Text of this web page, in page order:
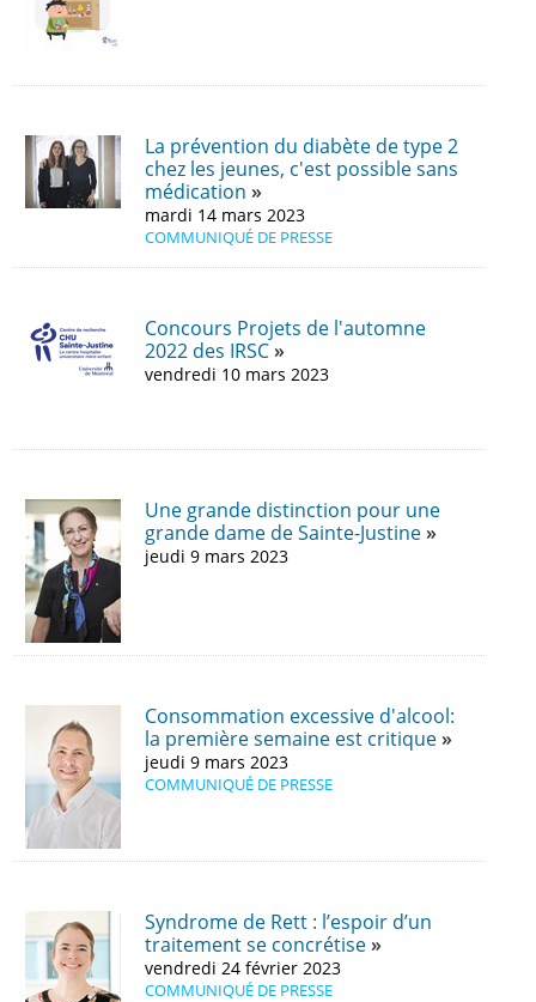
La prévention du diabète de type 2
chez les jeunes, c'est possible sans
médication
mardi 14 mars 2023
COMMUNIQUÉ DE PRESSE
Concours Projets de l'automne
2022 des IRSC
vendredi 10 mars 2023
Une grande distinction pour une
grande dame de Sainte-Justine
jeudi 9 mars 2023
Consommation excessive d'alcool:
la première semaine est critique
jeudi 9 mars 2023
COMMUNIQUÉ DE PRESSE
Syndrome de Rett : l’espoir d’un
traitement se concrétise
vendredi 24 février 2023
COMMUNIQUÉ DE PRESSE